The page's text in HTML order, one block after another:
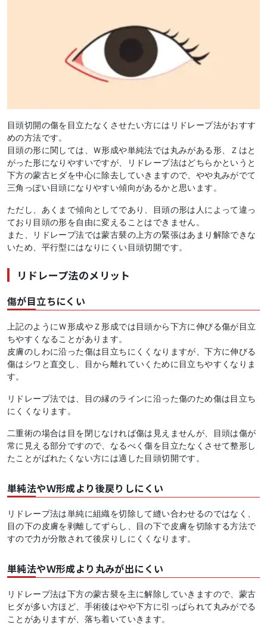
目頭切開の傷を目立たなくさせたい方にはリドレープ法がおすす
めの方法です。
目頭の形に関しては、Ｗ形成や単純法では丸みがある形、Ｚはと
がった形になりやすいですが、リドレープ法はどちらかというと
下方の蒙古ヒダを中心に除去していきますので、やや丸みがでて
三角っぽい目頭になりやすい傾向があるかと思います。
ただし、あくまで傾向としてであり、目頭の形は人によって違っ
ており目頭の形を自由に変えることはできません。
また、リドレープ法では蒙古襞の上方の緊張はあまり解除できな
いため、平行型にはなりにくい目頭切開です。
リドレープ法のメリット
傷が目立ちにくい
上記のようにＷ形成やＺ形成では目頭から下方に伸びる傷が目立
ちやすくなることがあります。
皮膚のしわに沿った傷は目立ちにくくなりますが、下方に伸びる
傷はシワと直交し、目から離れていくために目立ちやすくなりま
す。
リドレープ法では、目の縁のラインに沿った傷のため傷は目立ち
にくくなります。
二重術の場合は目を閉じなければ傷は見えませんが、目頭は傷が
常に見える部分ですので、なるべく傷を目立たなくさせて整形し
たことがばれたくない方には適した目頭切開です。
単純法やＷ形成より後戻りしにくい
リドレープ法は単純に組織を切除して縫い合わせるのではなく、
目の下の皮膚を剥離してずらし、目の下で皮膚を切除する方法で
すので力が分散されて後戻りしにくくなります。
単純法やＷ形成より丸みが出にくい
リドレープ法は下方の蒙古襞を主に解除していきますので、蒙古
ヒダが多い方ほど、手術後はやや下方に引っぱられて丸みがでる
ことがありますが、落ち着いていきます。